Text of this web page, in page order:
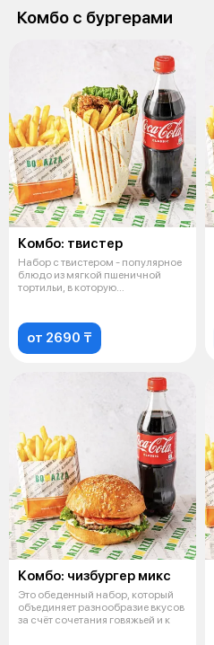
Комбо с бургерами
Комбо: твистер
Набор с твистером - популярное
блюдо из мягкой пшеничной
тортильи, в которую
от 2690 ₸
Комбо: чизбургер микс
Это обеденный набор, который
объединяет разнообразие вкусов
за счёт сочетания говяжьей и к